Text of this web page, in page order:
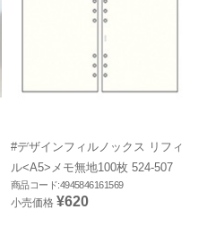
#デザインフィルノックス リフィ
ル<A5>メモ無地100枚 524-507
商品コード:4945846161569
小売価格 ¥620